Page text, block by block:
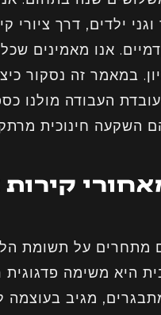
ילדים, דרך ציורי
אנו מאמינים
במאמר זה נסקור
העבודה מולנו
הם השקעה חינוכית
קירות
מתחרים על תשומת
היא משימה
מגיב בעוצמה